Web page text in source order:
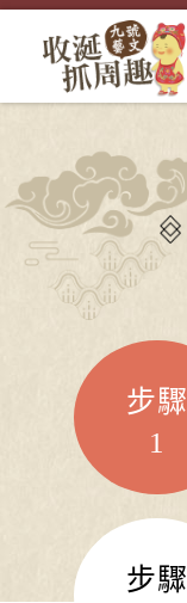
步驟
1
步驟